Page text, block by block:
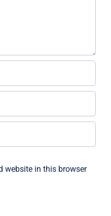
website in this browser